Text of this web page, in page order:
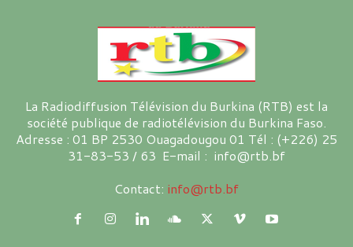
La Radiodiffusion Télévision du Burkina (RTB) est la
société publique de radiotélévision du Burkina Faso.
Adresse : 01 BP 2530 Ouagadougou 01 Tél : (+226) 25
31-83-53 / 63 E-mail : info@rtb.bf
Contact: info@rtb.bf